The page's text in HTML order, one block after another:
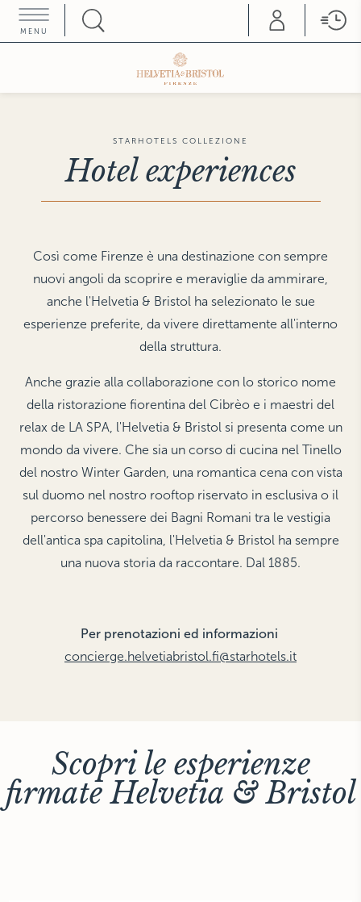
MENU
Helvetia & Bristol
Luxury Apartments
FORTE DEI MARMI
The Gore
The Pelham
Rosa Grand
Luxury Apartments
THE HAMPTONS
Villa La Favorita
Terme di Saturnia
SIENA
Grand Hotel Continental
Splendid Venice
Hotel Gabrielli
Gabrielli Luxury
Apartments
VICENZA
Hotel Villa Michelangelo
STARHOTELS COLLEZIONE
Hotel experiences
Così come Firenze è una destinazione con sempre
nuovi angoli da scoprire e meraviglie da ammirare,
anche l'Helvetia & Bristol ha selezionato le sue
esperienze preferite, da vivere direttamente all'interno
della struttura.
Anche grazie alla collaborazione con lo storico nome
della ristorazione fiorentina del Cibrèo e i maestri del
relax de LA SPA, l'Helvetia & Bristol si presenta come un
mondo da vivere. Che sia un corso di cucina nel Tinello
del nostro Winter Garden, una romantica cena con vista
sul duomo nel nostro rooftop riservato in esclusiva o il
percorso benessere dei Bagni Romani tra le vestigia
dell'antica spa capitolina, l'Helvetia & Bristol ha sempre
una nuova storia da raccontare. Dal 1885.
Per prenotazioni ed informazioni
concierge.helvetiabristol.fi@starhotels.it
Scopri le esperienze
firmate Helvetia & Bristol